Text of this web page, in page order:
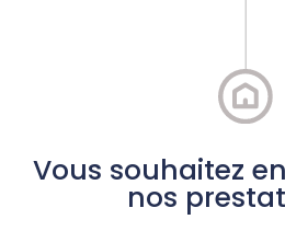
Vous souhaitez
nos